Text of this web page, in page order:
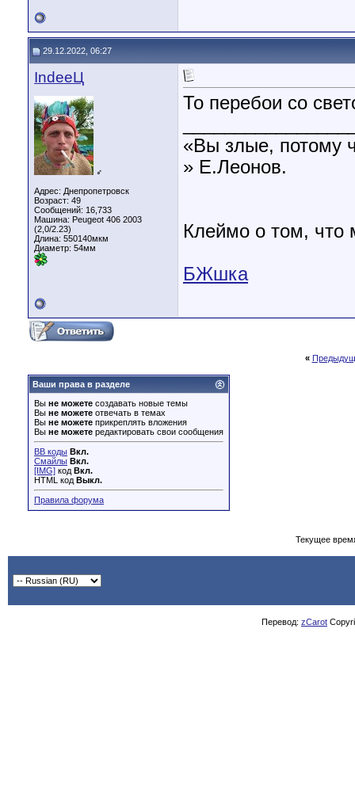
29.12.2022, 06:27
IndeeЦ
♂
Адрес: Днепропетровск
Возраст: 49
Сообщений: 16,733
Машина: Peugeot 406 2003
(2,0/2.23)
Длина: 550140мкм
Диаметр: 54мм
То перебои со
«Вы злые, потому
» Е.Леонов.
Клеймо о том, что
БЖшка
«
Ваши права в разделе
Вы не можете создавать новые темы
Вы не можете отвечать в темах
Вы не можете прикреплять вложения
Вы не можете редактировать свои сообщения
BB коды Вкл.
Смайлы Вкл.
[IMG] код Вкл.
HTML код Выкл.
Правила форума
Текущее
Перевод: zCarot